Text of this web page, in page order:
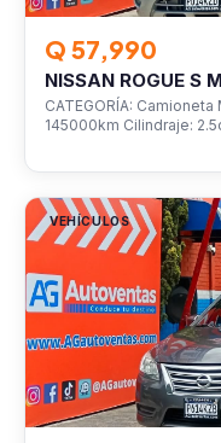
Q 57,990
NISSAN ROGUE S
CATEGORÍA: Camioneta
145000km Cilindraje:
VEHÍCULOS